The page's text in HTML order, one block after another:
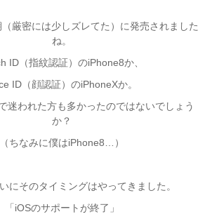
厳密には少しズレてた）に発売されました
ね。
ID（指紋認証）のiPhone8か、
ID（顔認証）のiPhoneXか。
迷われた方も多かったのではないでしょう
か？
（ちなみに僕はiPhone8…）
にそのタイミングはやってきました。
「iOSのサポートが終了」